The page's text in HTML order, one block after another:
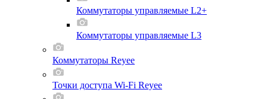
Коммутаторы управляемые L2+
Коммутаторы управляемые L3
Коммутаторы Reyee
Точки доступа Wi-Fi Reyee